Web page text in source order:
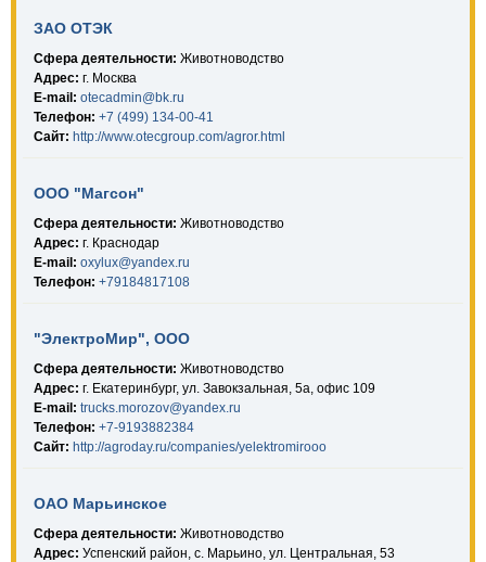
ЗАО ОТЭК
Сфера деятельности: Животноводство
Адрес: г. Москва
E-mail: otecadmin@bk.ru
Телефон: +7 (499) 134-00-41
Сайт: http://www.otecgroup.com/agror.html
ООО "Магсон"
Сфера деятельности: Животноводство
Адрес: г. Краснодар
E-mail: oxylux@yandex.ru
Телефон: +79184817108
"ЭлектроМир", ООО
Сфера деятельности: Животноводство
Адрес: г. Екатеринбург, ул. Завокзальная, 5а, офис 109
E-mail: trucks.morozov@yandex.ru
Телефон: +7-9193882384
Сайт: http://agroday.ru/companies/yelektromirooo
ОАО Марьинское
Сфера деятельности: Животноводство
Адрес: Успенский район, с. Марьино, ул. Центральная, 53